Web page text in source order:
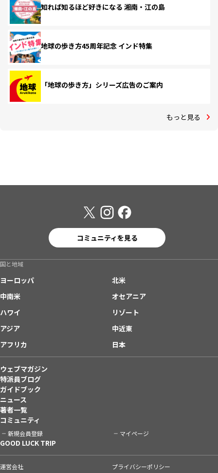
知れば知るほど好きになる 湘南・江の島
地球の歩き方45周年記念 インド特集
「地球の歩き方」シリーズ広告のご案内
もっと見る
コミュニティを見る
国と地域
ヨーロッパ
北米
中南米
オセアニア
ハワイ
リゾート
アジア
中近東
アフリカ
日本
ウェブマガジン
特派員ブログ
ガイドブック
ニュース
著者一覧
コミュニティ
新規会員登録 マイページ
GOOD LUCK TRIP
運営会社 プライバシーポリシー